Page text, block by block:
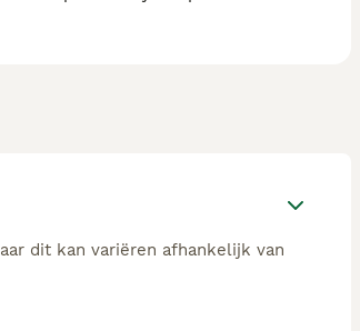
dit kan variëren afhankelijk van